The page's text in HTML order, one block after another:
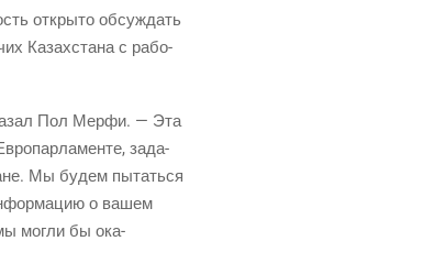
откры­то обсуж­дать
Казах­ста­на с рабо­
Пол Мер­фи. — Эта
зада­
Мы будем пытать­ся
о вашем
мог­ли бы ока­